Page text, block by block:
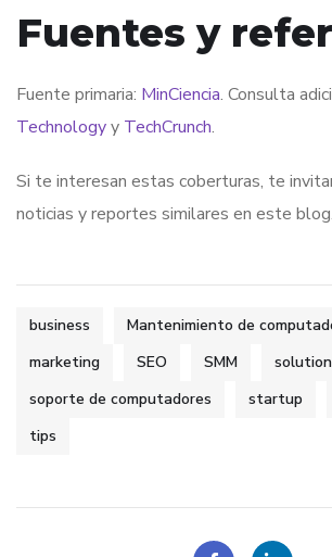
Fuentes y
Fuente primaria: MinCiencia. Consulta
Technologyy TechCrunch.
Si te interesan estas coberturas, te
noticias y reportes similares en este blog.
business
Mantenimiento de
marketing
SEO SMM
solution
soporte de computadores
startup
tips